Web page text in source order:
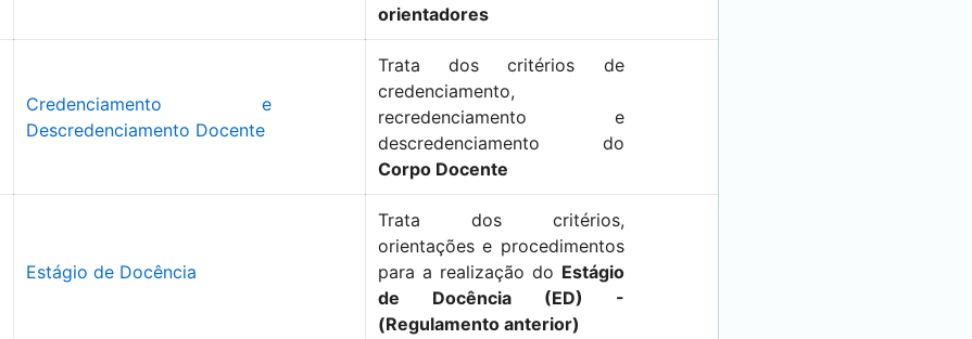
orientadores
Credenciamento e
Descredenciamento Docente
Trata dos critérios de
credenciamento,
recredenciamento e
descredenciamento do
Corpo Docente
Estágio de Docência
Trata dos critérios,
orientações e procedimentos
para a realização do Estágio
de Docência (ED) -
(Regulamento anterior)